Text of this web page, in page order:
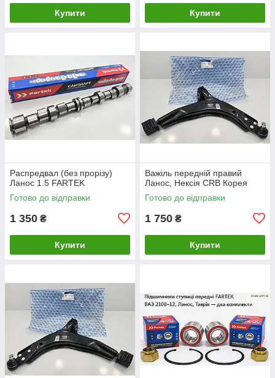
Купити Купити
Распредвал (без прорізу)
Ланос 1.5 FARTEK
Готово до відправки
1 350 ₴
Купити
Важіль передній правий
Ланос, Нексія CRB Корея
Готово до відправки
1 750 ₴
Купити